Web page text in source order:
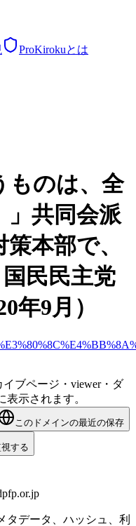
ProKirokuとは
ものは、全
」共同会派
本部で、
民民主党
年9月）
イブページ・viewer・ダ
示されます。
このドメインの最近の保存
する
タデータ、ハッシュ、利